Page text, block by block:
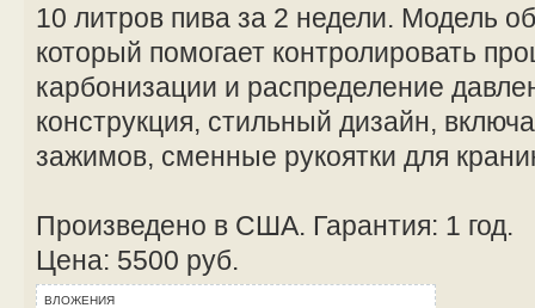
10 литров пива за 2 недели. Модель
который помогает контролировать
карбонизации и распределение
конструкция, стильный дизайн,
зажимов, сменные рукоятки для
Произведено в США. Гарантия: 1 год.
Цена: 5500 руб.
ВЛОЖЕНИЯ